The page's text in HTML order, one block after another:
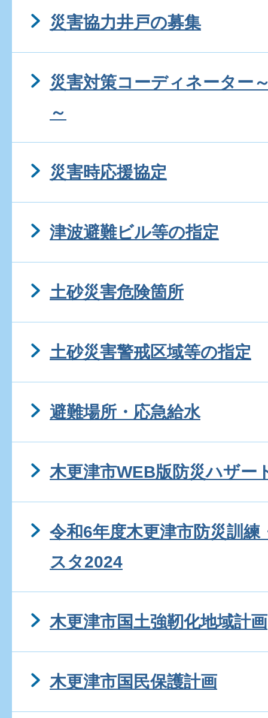
災害協力井戸の募集
災害対策コーディネーター
～
災害時応援協定
津波避難ビル等の指定
土砂災害危険箇所
土砂災害警戒区域等の指定
避難場所・応急給水
木更津市WEB版防災ハザー
令和6年度木更津市防災訓
スタ2024
木更津市国土強靭化地域計画
木更津市国民保護計画